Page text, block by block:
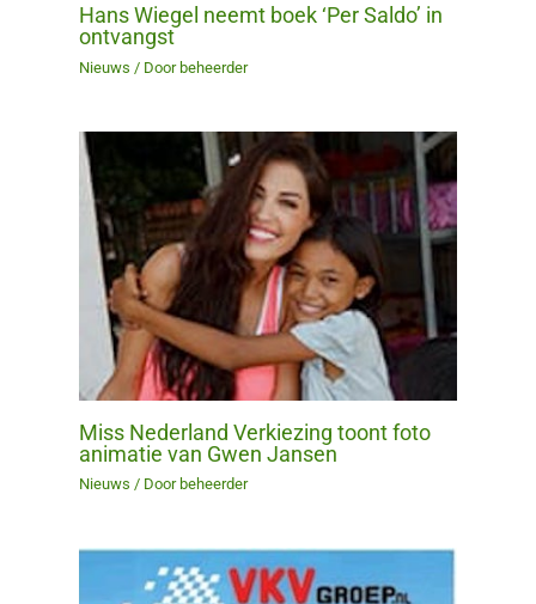
Hans Wiegel neemt boek ‘Per Saldo’ in
ontvangst
Nieuws / Door beheerder
Miss Nederland Verkiezing toont foto
animatie van Gwen Jansen
Nieuws / Door beheerder